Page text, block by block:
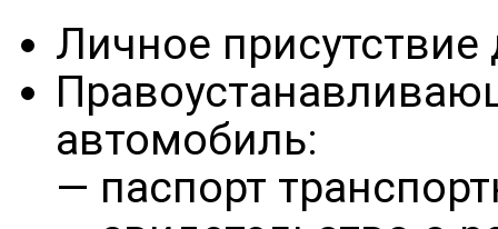
Личное
автомобиль:
— паспорт